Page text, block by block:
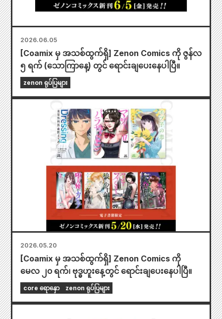
2026.06.05
[Coamix မှ အသစ်ထွက်ရှိ] Zenon Comics ကို ဇွန်လ
၅ ရက် (သောကြာနေ့) တွင် ရောင်းချပေးနေပါပြီ။
zenon ရုပ်ပြများ
2026.05.20
[Coamix မှ အသစ်ထွက်ရှိ] Zenon Comics ကို
မေလ ၂၀ ရက်၊ ဗုဒ္ဓဟူးနေ့တွင် ရောင်းချပေးနေပါပြီ။
core ရောနှော zenon ရုပ်ပြများ